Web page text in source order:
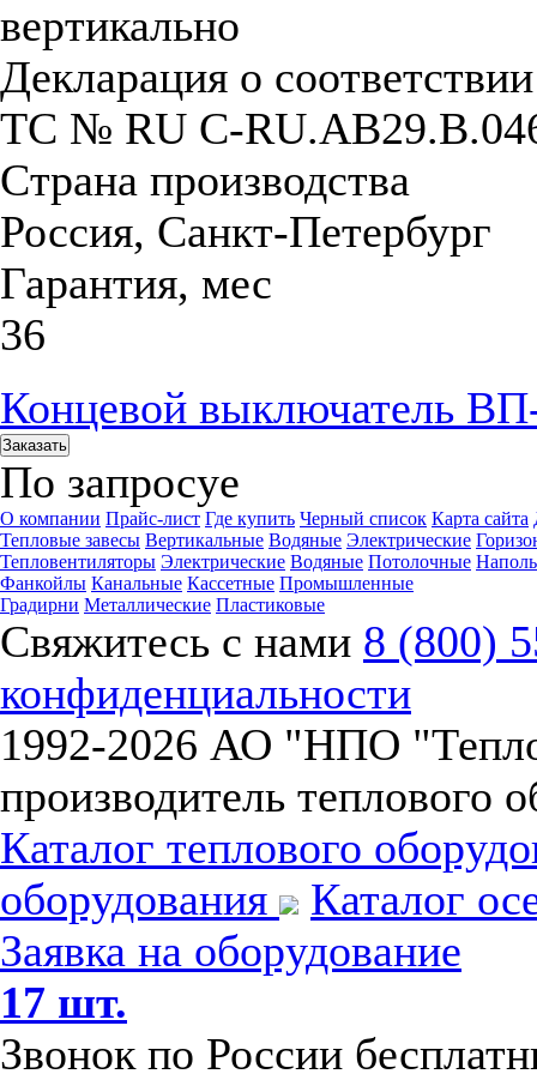
вертикально
Декларация о
ТС № RU С-
Страна производства
Россия, Санкт-Петербург
Гарантия, мес
36
Концевой выключатель
Заказать
По запросуе
О компании Прайс-лист Где купить Черный список Карта сайта
Тепловые завесы Вертикальные Водяные Электрические
Тепловентиляторы Электрические Водяные Потолочные
Фанкойлы Канальные Кассетные Промышленные
Градирни Металлические Пластиковые
Свяжитесь с нами 8 (800)
конфиденциальности
1992-2026 АО "НПО
производитель теплового
Каталог теплового
оборудования
Каталог
Заявка на оборудование
17 шт.
Звонок по России